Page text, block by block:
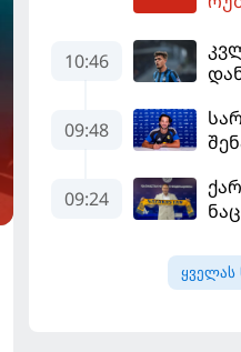
10:46
09:48
09:24
ყველას